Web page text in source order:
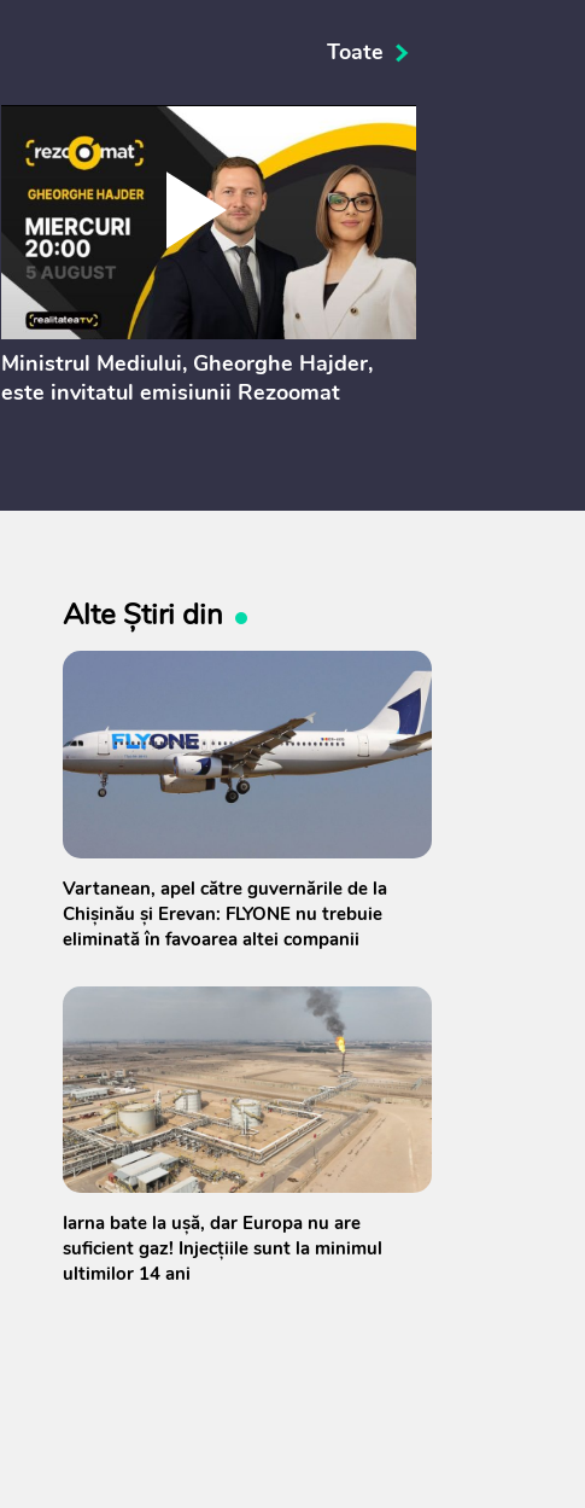
Toate
Ministrul Mediului, Gheorghe Hajder,
este invitatul emisiunii Rezoomat
Alte Știri din
Vartanean, apel către guvernările de la
Chișinău și Erevan: FLYONE nu trebuie
eliminată în favoarea altei companii
Iarna bate la ușă, dar Europa nu are
suficient gaz! Injecțiile sunt la minimul
ultimilor 14 ani